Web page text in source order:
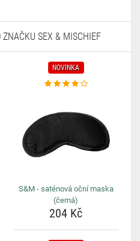
ZNAČKU SEX & MISCHIEF
NOVINKA
S&M - saténová oční maska
(černá)
204 Kč